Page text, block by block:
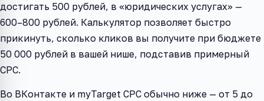
достигать 500 рублей, в «юридических услугах» —
600–800 рублей. Калькулятор позволяет быстро
прикинуть, сколько кликов вы получите при бюджете
50 000 рублей в вашей нише, подставив примерный
CPC.
Во ВКонтакте и myTarget CPC обычно ниже — от 5 до